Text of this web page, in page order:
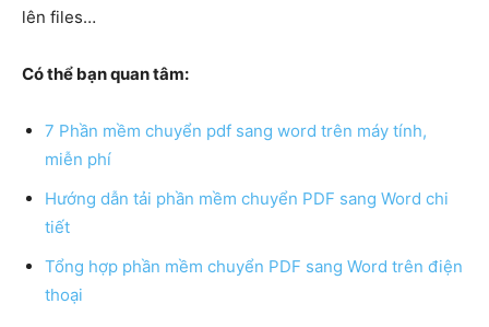
lên files…
Có thể bạn quan tâm:
7 Phần mềm chuyển pdf sang word trên máy tính,
miễn phí
Hướng dẫn tải phần mềm chuyển PDF sang Word chi
tiết
Tổng hợp phần mềm chuyển PDF sang Word trên điện
thoại